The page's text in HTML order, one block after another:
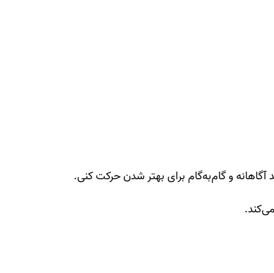
و گام‌به‌گام برای بهتر شدن حرکت کنی.